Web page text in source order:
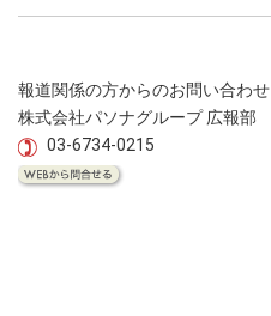
報道関係の方からのお問い合わせ
株式会社パソナグループ 広報部
03-6734-0215